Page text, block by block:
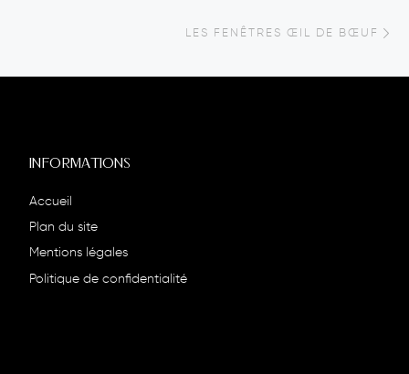
LES FENÊTRES ŒIL DE BŒUF
INFORMATIONS
Accueil
Plan du site
Mentions légales
Politique de confidentialité